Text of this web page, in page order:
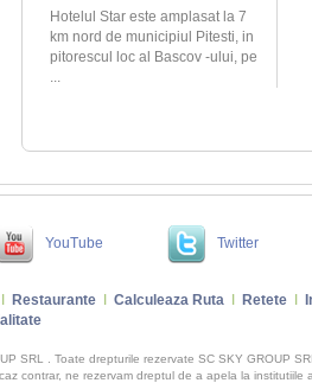
Hotelul Star este amplasat la 7
km nord de municipiul Pitesti, in
pitorescul loc al Bascov -ului, pe
...
YouTube Twitter
Restaurante Calculeaza Ruta Retete
SRL . Toate drepturile rezervate SC SKY GROUP
contrar, ne rezervam dreptul de a apela la institutiile